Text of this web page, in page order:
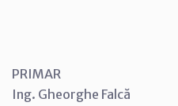
PRIMAR
Ing. Gheorghe Falcă